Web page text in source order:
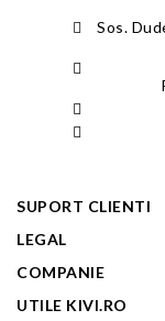
Sos.
SUPORT CLIENTI
LEGAL
COMPANIE
UTILE KIVI.RO